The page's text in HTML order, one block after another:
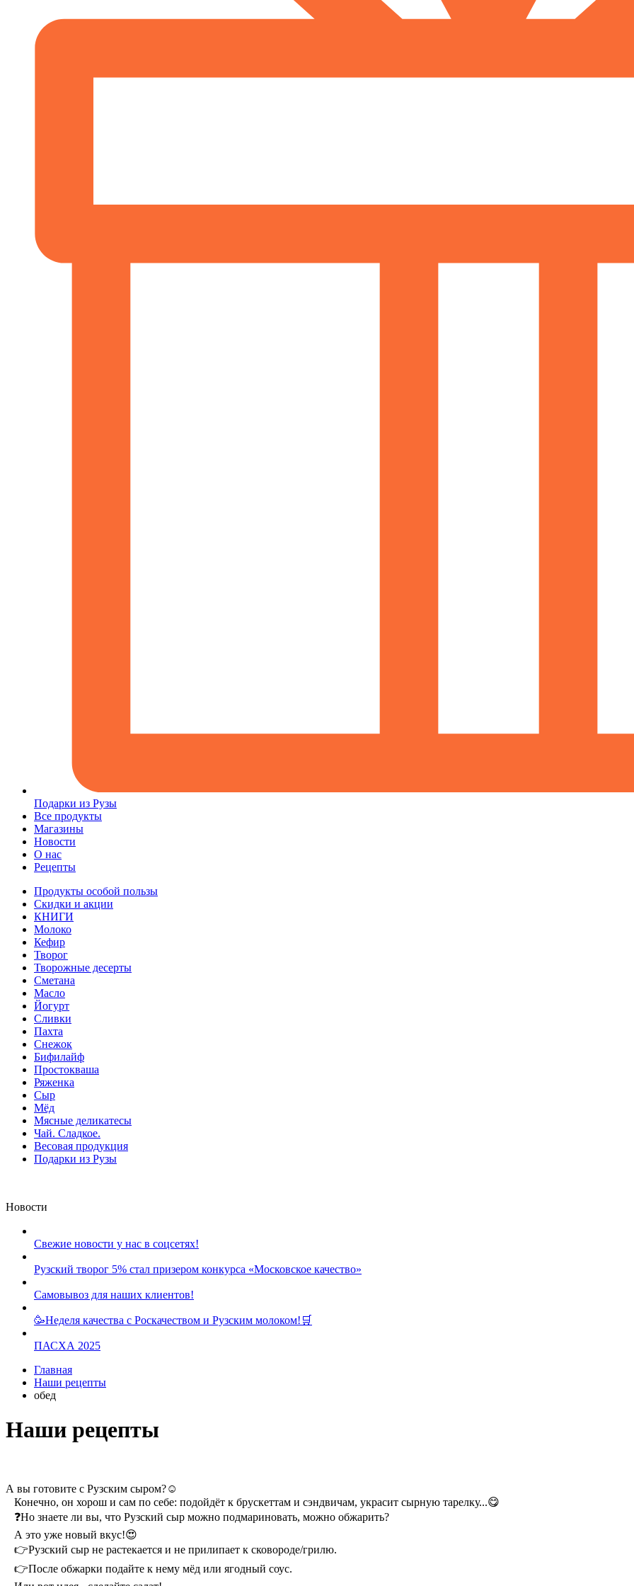
Подарки из Рузы
Все продукты
Магазины
Новости
О нас
Рецепты
Продукты особой пользы
Скидки и акции
КНИГИ
Молоко
Кефир
Творог
Творожные десерты
Сметана
Масло
Йогурт
Сливки
Пахта
Снежок
Бифилайф
Простокваша
Ряженка
Сыр
Мёд
Мясные деликатесы
Чай. Сладкое.
Весовая продукция
Подарки из Рузы
Новости
Свежие новости у нас в соцсетях!
Рузский творог 5% стал призером конкурса «Московское качество»
Самовывоз для наших клиентов!
🥳Неделя качества с Роскачеством и Рузским молоком!🛒
ПАСХА 2025
Главная
Наши рецепты
обед
Наши рецепты
А вы готовите с Рузским сыром?☺️
⠀Конечно, он хорош и сам по себе: подойдёт к брускеттам и сэндвичам, украсит сырную тарелку...😋
⠀❓Но знаете ли вы, что Рузский сыр можно подмариновать, можно обжарить?
⠀А это уже новый вкус!😍
⠀👉Рузский сыр не растекается и не прилипает к сковороде/грилю.
⠀👉После обжарки подайте к нему мёд или ягодный соус.